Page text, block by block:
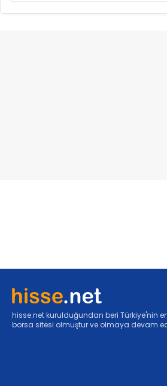
hisse.net kurulduğundan beri Türkiye'nin
borsa sitesi olmuştur ve olmaya devam